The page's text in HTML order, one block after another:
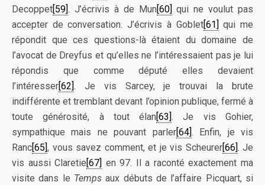
Decoppet[59]. J’écrivis à de Mun[60] qui ne voulut pas
accepter de conversation. J’écrivis à Goblet[61] qui me
répondit que ces questions-là étaient du domaine de
l’avocat de Dreyfus et qu’elles ne l’intéressaient pas je lui
répondis que comme député elles devaient
l’intéresser[62]. Je vis Sarcey, je trouvai la brute
indifférente et tremblant devant l’opinion publique, fermé à
toute générosité, à tout élan[63]. Je vis Gohier,
sympathique mais ne pouvant parler[64]. Enfin, je vis
Ranc[65], vous savez comment, et je vis Scheurer[66]. Je
vis aussi Claretie[67] en 97. Il a raconté exactement ma
visite dans le Temps aux débuts de l’affaire Picquart, si